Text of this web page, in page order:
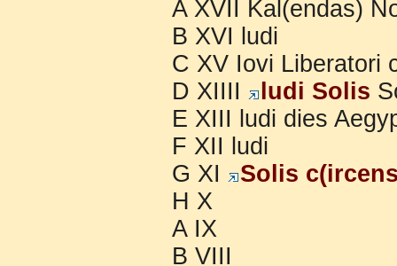
A XVII Kal(endas)
B XVI ludi
C XV Iovi Liberatori
D XIIII
ludi Solis
E XIII ludi dies
F XII ludi
G XI
Solis
H X
A IX
B VIII